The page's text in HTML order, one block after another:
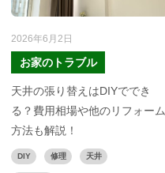
2026年6月2日
お家のトラブル
天井の張り替えはDIYででき
る？費用相場や他のリフォーム
方法も解説！
DIY 修理 天井